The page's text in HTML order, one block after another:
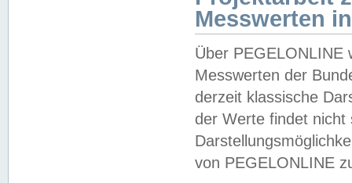
Messwerten
Über PEGELONLINE
Messwerten der
derzeit klassische
der Werte findet
von PEGELONLINE